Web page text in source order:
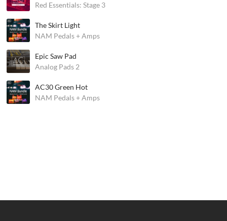
Red Essentials: Stage 3
The Skirt Light
NAM Pedals + Amps
Epic Saw Pad
Analog Pads 2
AC30 Green Hot
NAM Pedals + Amps